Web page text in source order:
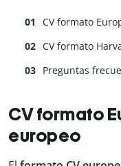
CV formato
CV formato
Preguntas
CV formato
europeo